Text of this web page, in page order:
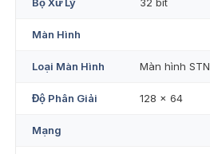
Màn Hình
Loại Màn Hình Màn hình STN
Độ Phân Giải 128 × 64
Mạng